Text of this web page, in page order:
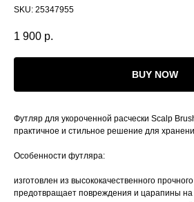
SKU: 25347955
1 900 р.
BUY NOW
Футляр для укороченной расчески Scalp
практичное и стильное решение для
Особенности футляра:
изготовлен из высококачественного
предотвращает повреждения и царапины на